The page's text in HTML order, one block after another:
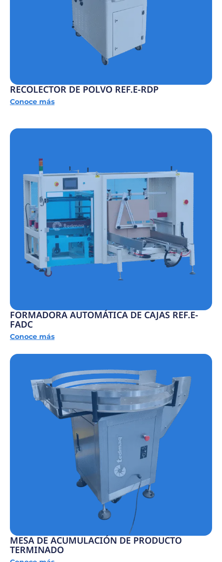
RECOLECTOR DE POLVO REF.E-RDP
Conoce más
FORMADORA AUTOMÁTICA DE CAJAS REF.E-
FADC
Conoce más
MESA DE ACUMULACIÓN DE PRODUCTO
TERMINADO